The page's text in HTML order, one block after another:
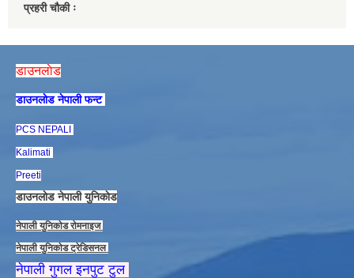
प्रहरी चौकी ः
डाउनलाेड
डाउनलाेड नेपाली फन्ट
PCS NEPALI
Kalimati
Preeti
डाउनलाेड नेपाली युनिकाेड
नेपाली युनिकाेड राेमनाइज
नेपाली युनिकाेड ट्रेडिसनल
नेपाली गुगल इनपुट टुल